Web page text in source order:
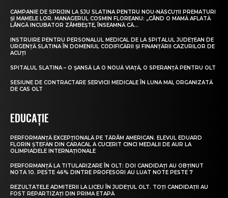
CAMPANIE DE SPRIJIN LA SJU SLATINA PENTRU NOU-NĂSCUȚII PREMATURI
ȘI MAMELE LOR. MANAGERUL COSMIN FLOREANU: „CÂND O MAMĂ AFLATĂ
LÂNGĂ INCUBATOR ZÂMBEȘTE, ÎNSEAMNĂ CĂ...
INSTRUIRE PENTRU PERSONALUL MEDICAL DE LA SPITALUL JUDEȚEAN DE
URGENȚĂ SLATINA ÎN DOMENIUL CODIFICĂRII ȘI FINANȚĂRII CAZURILOR DE
ACUȚI
SPITALUL SLATINA – O ȘANSĂ LA O NOUĂ VIAȚĂ, O SPERANȚĂ PENTRU OLT
SESIUNE DE CONTRACTARE SERVICII MEDICALE ÎN LUNA MAI, ORGANIZATĂ
DE CAS OLT
EDUCAȚIE
PERFORMANȚĂ EXCEPȚIONALĂ PE TĂRÂM AMERICAN. ELEVUL EDUARD
FLORIN ȘTEFAN DIN CARACAL A CUCERIT CINCI MEDALII DE AUR LA
OLIMPIADELE INTERNAȚIONALE
PERFORMANȚĂ LA TITULARIZARE ÎN OLT: DOI CANDIDAȚI AU OBȚINUT
NOTA 10. PESTE 46% DINTRE PROFESORI AU LUAT NOTE PESTE 7
REZULTATELE ADMITERII LA LICEU ÎN JUDEȚUL OLT. TOȚI CANDIDAȚII AU
FOST REPARTIZAȚI DIN PRIMA ETAPĂ